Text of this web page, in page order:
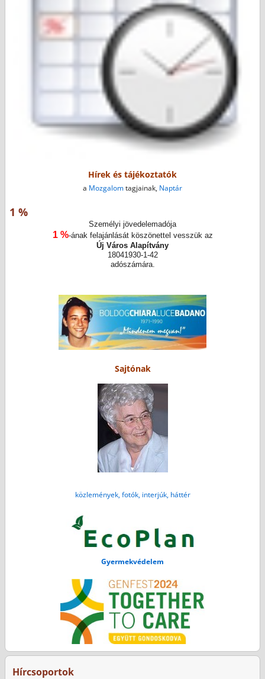
Hírek és tájékoztatók
a Mozgalomtagjainak, Naptár
1 %
Személyi jövedelemadója
1 %-ának felajánlását köszönettel vesszük az
Új Város Alapítvány
18041930-1-42
adószámára.
Sajtónak
közlemények, fotók, interjúk, háttér
Gyermekvédelem
Hírcsoportok